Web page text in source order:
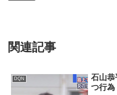
関連記事
DQN
石山恭
つ行為